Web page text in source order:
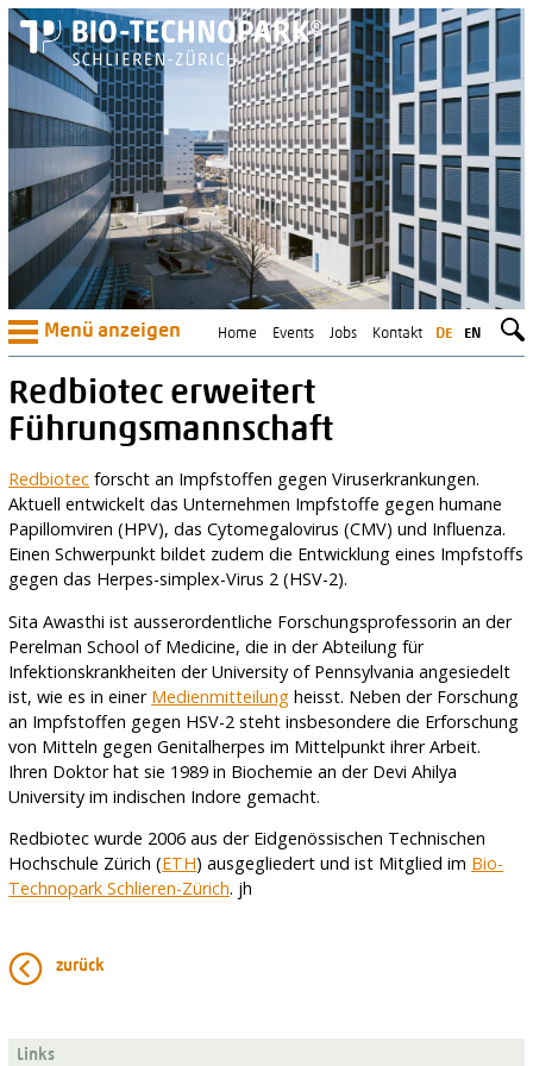
Menü anzeigen DE EN
Home Events Jobs Kontakt
Redbiotec erweitert
Führungsmannschaft
Redbiotec forscht an Impfstoffen gegen Viruserkrankungen.
Aktuell entwickelt das Unternehmen Impfstoffe gegen humane
Papillomviren (HPV), das Cytomegalovirus (CMV) und Influenza.
Einen Schwerpunkt bildet zudem die Entwicklung eines Impfstoffs
gegen das Herpes-simplex-Virus 2 (HSV-2).
Sita Awasthi ist ausserordentliche Forschungsprofessorin an der
Perelman School of Medicine, die in der Abteilung für
Infektionskrankheiten der University of Pennsylvania angesiedelt
ist, wie es in einer Medienmitteilung heisst. Neben der Forschung
an Impfstoffen gegen HSV-2 steht insbesondere die Erforschung
von Mitteln gegen Genitalherpes im Mittelpunkt ihrer Arbeit.
Ihren Doktor hat sie 1989 in Biochemie an der Devi Ahilya
University im indischen Indore gemacht.
Redbiotec wurde 2006 aus der Eidgenössischen Technischen
Hochschule Zürich (ETH) ausgegliedert und ist Mitglied im Bio-
Technopark Schlieren-Zürich. jh
zurück
Links